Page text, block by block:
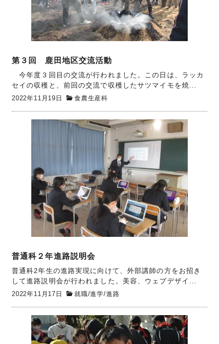
第３回 鹿田地区交流活動
今年度３回目の交流が行われました。この日は、ラッカ
セイの収穫と、前回の交流で収穫したサツマイモを焼...
2022年11月19日
食農生産科
普通科２年進路説明会
普通科2年生の進路実現に向けて、外部講師の方をお招き
して進路説明会が行われました。美容、ウェブデザイ...
2022年11月17日
就職/進学/進路